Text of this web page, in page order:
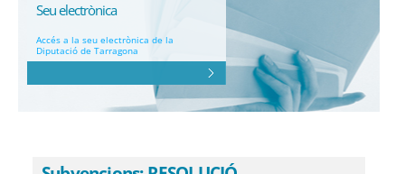
Seu electrònica
Accés a la seu electrònica de la
Diputació de Tarragona